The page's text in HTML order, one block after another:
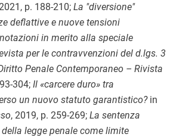
p. 188-210;La "diversione"
deflattive e nuove tensioni
in merito alla speciale
per le contravvenzioni del d.lgs. 3
Penale Contemporaneo – Rivista
304;Il «carcere duro» tra
un nuovo statuto garantistico? in
, 2019, p. 259-269; La sentenza
legge penale come limite